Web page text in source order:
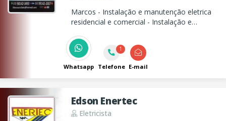
Marcos - Instalação e manutenção eletrica
residencial e comercial - Instalação e
Elétrica e Alarme)
Whatsapp
1
Telefone E-mail
Edson Enertec
Eletricista